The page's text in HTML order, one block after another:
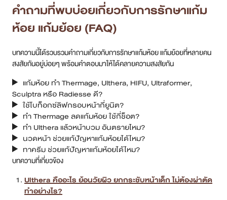
คำถามที่พบบ่อยเกี่ยวกับการรักษาแก้ม
ห้อย แก้มย้อย (FAQ)
บทความนี้ได้รวบรวมคำถามเกี่ยวกับการรักษาแก้มห้อย แก้มย้อยที่หลายคน
สงสัยกันอยู่บ่อยๆ พร้อมคำตอบมาให้ได้คลายความสงสัยกัน
แก้มห้อย ทำ Thermage, Ulthera, HIFU, Ultraformer,
Sculptra หรือ Radiesse ดี?
ใช้โบท็อกซ์ลิฟกรอบหน้ากี่ยูนิต?
ทำ Thermage ลดแก้มห้อย ใช้กี่ช็อต?
ทำ Ulthera แล้วหน้าบวม อันตรายไหม?
นวดหน้า ช่วยแก้ปัญหาแก้มห้อยได้ไหม?
ทาครีม ช่วยแก้ปัญหาแก้มห้อยได้ไหม?
บทความที่เกี่ยวข้อง
Ulthera คืออะไร ย้อนวัยผิว ยกกระชับหน้าเด็ก ไม่ต้องผ่าตัด
ทำอย่างไร?